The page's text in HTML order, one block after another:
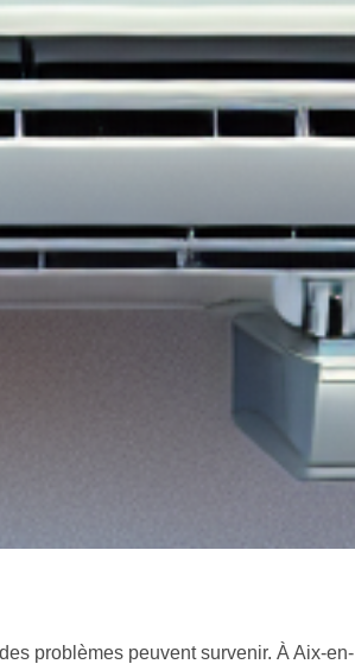
problèmes peuvent survenir. À Aix-en-